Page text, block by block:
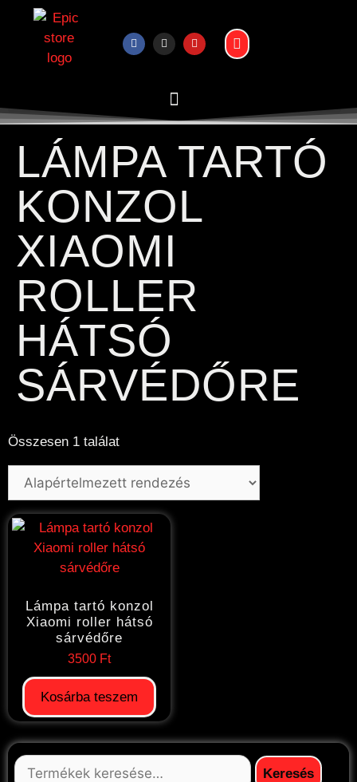
LÁMPA TARTÓ
KONZOL
XIAOMI
ROLLER
HÁTSÓ
SÁRVÉDŐRE
Összesen 1 találat
Lámpa tartó konzol
Xiaomi roller hátsó
sárvédőre
3500 Ft
Kosárba teszem
Keresés